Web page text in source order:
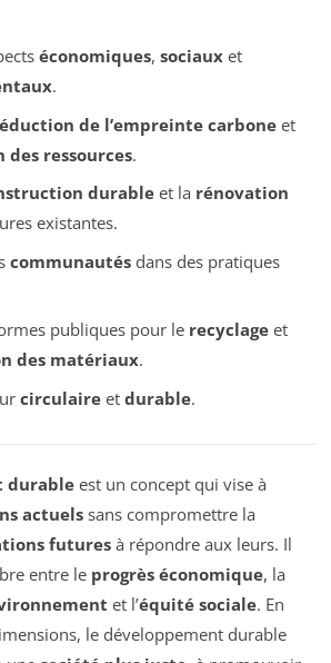
économiques, sociauxet
.
de l’empreinte carboneet
ressources.
durableet la rénovation
existantes.
communautésdans des pratiques
publiques pour le recyclageet
des matériaux.
circulaireet durable.
durableest un concept qui vise à
actuelssans compromettre la
futuresà répondre aux leurs. Il
entre le progrès économique, la
et l’équité sociale. En
le développement durable